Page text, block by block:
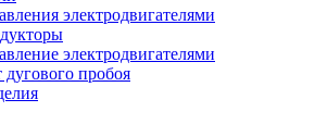
электродвигателями
электродвигателями
пробоя